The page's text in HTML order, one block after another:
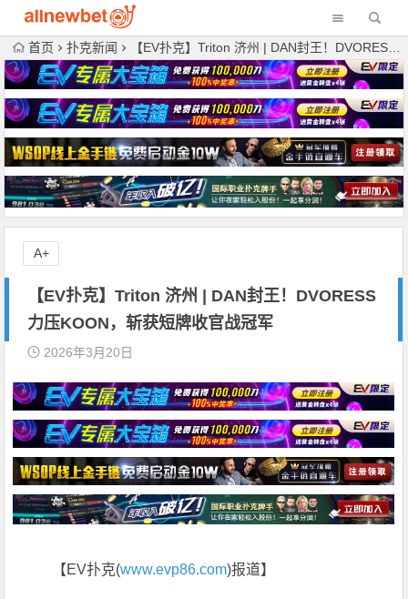
首页 扑克新闻 【EV扑克】Triton 济州 | DAN封王！DVORESS力压KOON，斩获短牌收官战冠军
【EV扑克】Triton 济州 | DAN封王！DVORESS
力压KOON，斩获短牌收官战冠军
2026年3月20日
【EV扑克(www.evp86.com)报道】
A+